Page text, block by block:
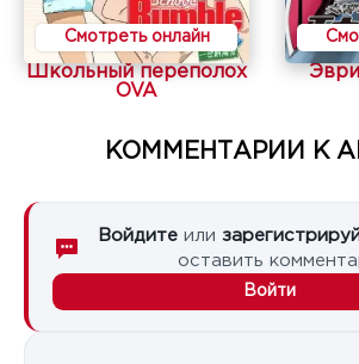
Смотреть онлайн
Школьный переполох
OVA
КОММЕНТАРИИ К
Войдите или
оставить
Войти